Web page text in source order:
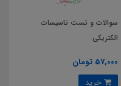
سوالات و تست تاسیسات
الکتریکی
57,000 تومان